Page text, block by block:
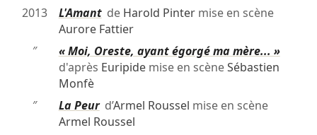
2013
L'Amantde Harold Pintermise en scène
Aurore Fattier
″
« Moi, Oreste, ayant égorgé ma mère... »
d'après Euripidemise en scèneSébastien
Monfè
″
La Peurd’Armel Roussel mise en scène
Armel Roussel